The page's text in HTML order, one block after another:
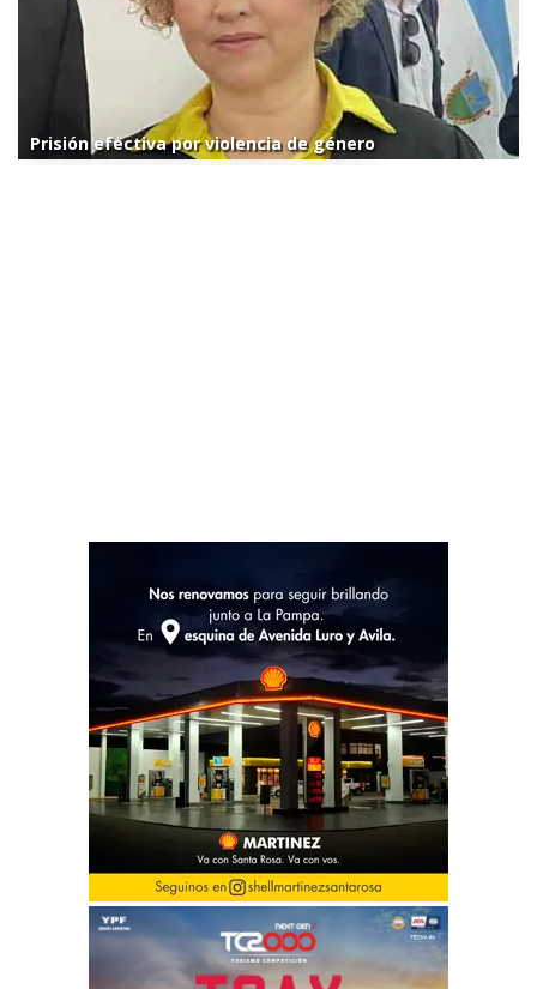
Prisión efectiva por violencia de género